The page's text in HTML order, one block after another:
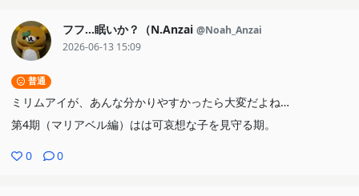
フフ…眠いか？（N.Anzai @Noah_Anzai
2026-06-13 15:09
普通
ミリムアイが、あんな分かりやすかったら大変だよね…
第4期（マリアベル編）はは可哀想な子を見守る期。
0 0